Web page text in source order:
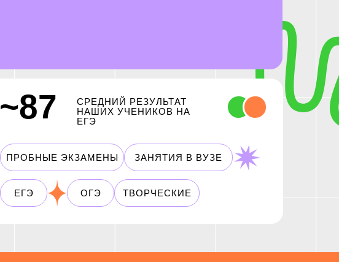
СРЕДНИЙ РЕЗУЛЬТАТ
НАШИХ УЧЕНИКОВ НА
ЕГЭ
~87
ПРОБНЫЕ ЭКЗАМЕНЫ ЗАНЯТИЯ В ВУЗЕ
ЕГЭ ОГЭ ТВОРЧЕСКИЕ